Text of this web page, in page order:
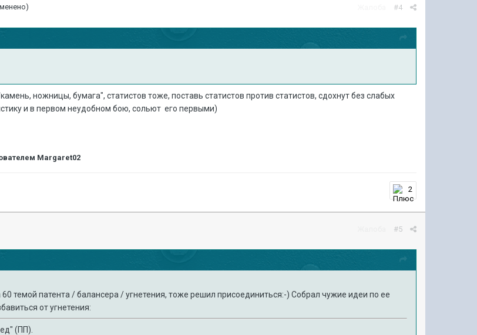
#4
ножницы, бумага", статистов тоже, поставь статистов против статистов, сдохнут без слабых
и в первом неудобном бою, сольют его первыми)
Margaret02
2
#5
темой патента / балансера / угнетения, тоже решил присоединиться:-) Собрал чужие идеи по ее
от угнетения:
(ПП).